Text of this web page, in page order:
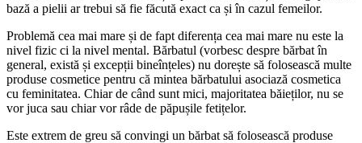
bază a pielii ar trebui să fie făcută exact ca și în cazul femeilor.
Problemă cea mai mare și de fapt diferența cea mai mare nu este la
nivel fizic ci la nivel mental. Bărbatul (vorbesc despre bărbat în
general, există și excepții bineînțeles) nu dorește să folosească multe
produse cosmetice pentru că mintea bărbatului asociază cosmetica
cu feminitatea. Chiar de când sunt mici, majoritatea băieților, nu se
vor juca sau chiar vor râde de păpușile fetițelor.
Este extrem de greu să convingi un bărbat să folosească produse